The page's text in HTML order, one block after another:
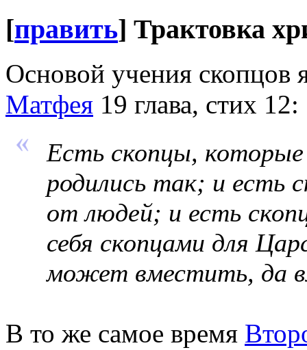
[править] Трактовка
Основой учения скопцов
Матфея 19 глава, стих 12:
Есть скопцы, которые
родились так; и есть
от людей; и есть
себя скопцами для
может вместить, да
В то же самое время